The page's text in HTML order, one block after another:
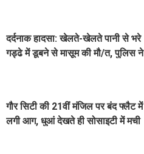
दर्दनाक हादसा: खेलते-खेलते पानी से भरे
गड्ढे में डूबने से मासूम की मौ/त, पुलिस ने
गौर सिटी की 21वीं मंजिल पर बंद फ्लैट में
लगी आग, धुआं देखते ही सोसाइटी में मची